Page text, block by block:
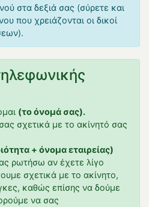
στα δεξιά σας (σύρετε και
που χρειάζονται οι δικοί
(το όνομά σας).
σχετικά με το ακίνητό σας
+ όνομα εταιρείας)
ρωτήσω αν έχετε λίγο
σχετικά με το ακίνητο,
καθώς επίσης να δούμε
να σας